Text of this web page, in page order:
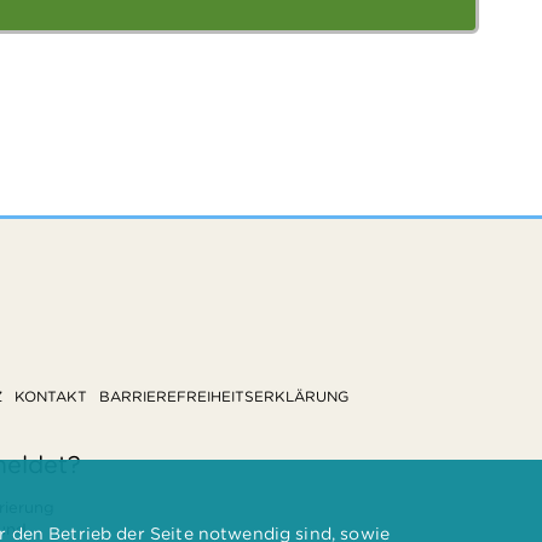
KONTAKT BARRIEREFREIHEITSERKLÄRUNG
den Betrieb der Seite notwendig sind, sowie